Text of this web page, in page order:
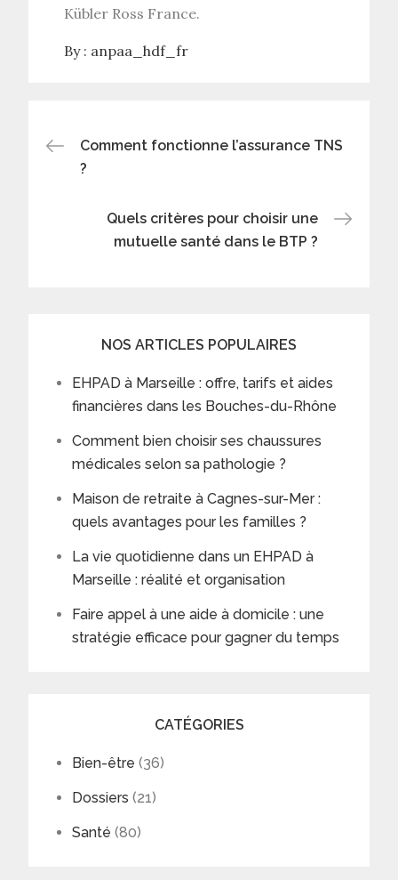
Kübler Ross France.
By : anpaa_hdf_fr
Post
Comment fonctionne l’assurance TNS
?
Quels critères pour choisir une
mutuelle santé dans le BTP ?
NOS ARTICLES POPULAIRES
EHPAD à Marseille : offre, tarifs et aides
financières dans les Bouches-du-Rhône
Comment bien choisir ses chaussures
médicales selon sa pathologie ?
Maison de retraite à Cagnes-sur-Mer :
quels avantages pour les familles ?
La vie quotidienne dans un EHPAD à
Marseille : réalité et organisation
Faire appel à une aide à domicile : une
stratégie efficace pour gagner du temps
CATÉGORIES
Bien-être (36)
Dossiers (21)
Santé (80)